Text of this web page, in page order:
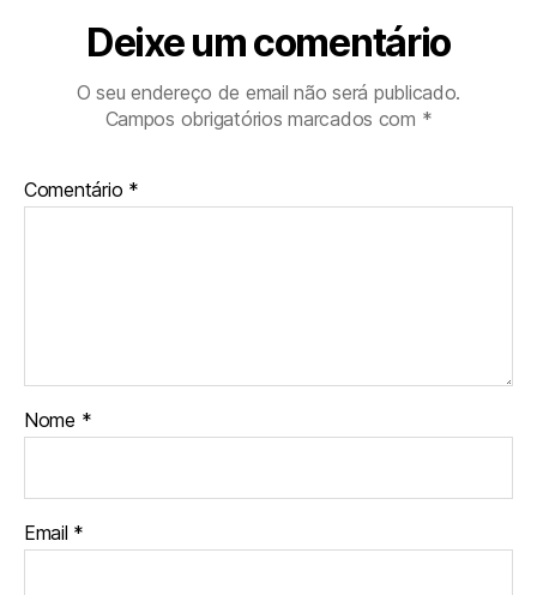
Deixe um comentário
O seu endereço de email não será publicado.
Campos obrigatórios marcados com *
Comentário *
Nome *
Email *